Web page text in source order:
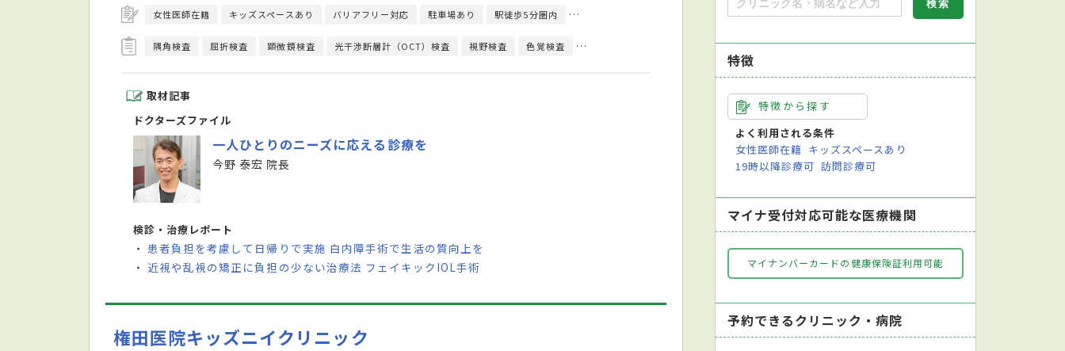
女性医師在籍 キッズスペースあり バリアフリー対応 駐車場あり 駅徒歩5分圏内 視能訓練士（ORT）在籍
隅角検査 屈折検査 顕微鏡検査 光干渉断層計（OCT）検査 視野検査 色覚検査 生体染色検査 調節近点検査 超音波検査 アムスラー検査 アレルギー検査 網膜断面構造解析
取材記事
ドクターズファイル
一人ひとりのニーズに応える診療を
今野 泰宏 院長
検診・治療レポート
・ 患者負担を考慮して日帰りで実施 白内障手術で生活の質向上を
・ 近視や乱視の矯正に負担の少ない治療法 フェイキックIOL手術
権田医院キッズニイクリニック
特徴
特徴から探す
よく利用される条件
女性医師在籍 キッズスペースあり
19時以降診療可 訪問診療可
マイナ受付対応可能な医療機関
マイナンバーカードの健康保険証利用可能
予約できるクリニック・病院